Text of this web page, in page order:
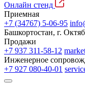
Онлайн стенд
Приемная
+7 (34767) 5-06-95
Башкортостан, г.
Продажи
+7 937 311-58-12
Инженерное
+7 927 080-40-01